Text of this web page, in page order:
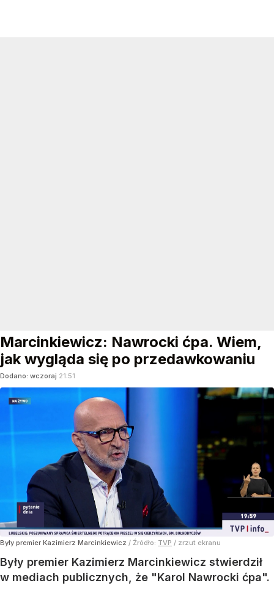
Marcinkiewicz: Nawrocki ćpa. Wiem,
jak wygląda się po przedawkowaniu
Dodano: wczoraj 21:51
Były premier Kazimierz Marcinkiewicz / Źródło: TVP / zrzut ekranu
Były premier Kazimierz Marcinkiewicz stwierdził
w mediach publicznych, że "Karol Nawrocki ćpa".